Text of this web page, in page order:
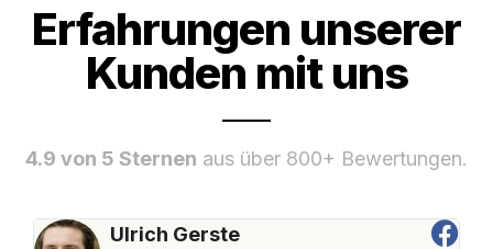
Erfahrungen unserer
Kunden mit uns
4.9 von 5 Sternen aus über 800+ Bewertungen.
Ulrich Gerste